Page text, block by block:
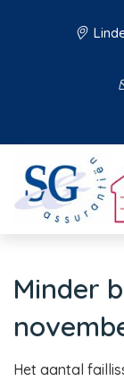
Minder
Het aantal